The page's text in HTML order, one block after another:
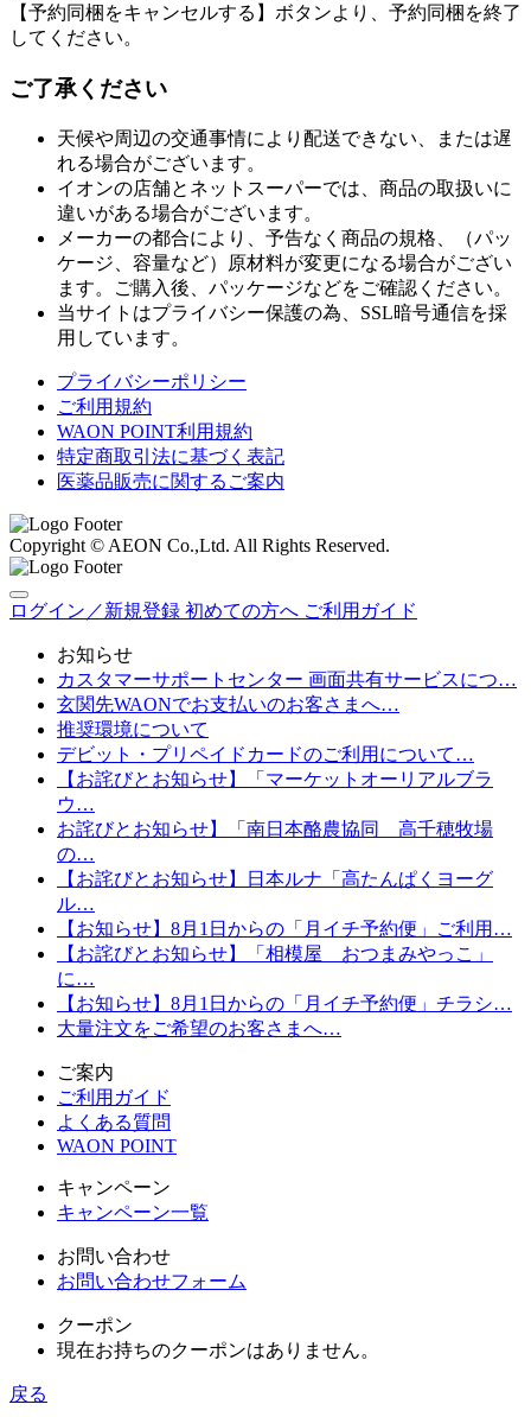
【予約同梱をキャンセルする】ボタンより、予約同梱を終了
してください。
ご了承ください
天候や周辺の交通事情により配送できない、または遅
れる場合がございます。
イオンの店舗とネットスーパーでは、商品の取扱いに
違いがある場合がございます。
メーカーの都合により、予告なく商品の規格、（パッ
ケージ、容量など）原材料が変更になる場合がござい
ます。ご購入後、パッケージなどをご確認ください。
当サイトはプライバシー保護の為、SSL暗号通信を採
用しています。
プライバシーポリシー
ご利用規約
WAON POINT利用規約
特定商取引法に基づく表記
医薬品販売に関するご案内
Copyright © AEON Co.,Ltd. All Rights Reserved.
ログイン／新規登録 初めての方へ ご利用ガイド
お知らせ
カスタマーサポートセンター 画面共有サービスにつ…
玄関先WAONでお支払いのお客さまへ…
推奨環境について
デビット・プリペイドカードのご利用について…
【お詫びとお知らせ】「マーケットオーリアルブラ
ウ…
お詫びとお知らせ】「南日本酪農協同 高千穂牧場
の…
【お詫びとお知らせ】日本ルナ「高たんぱくヨーグ
ル…
【お知らせ】8月1日からの「月イチ予約便」ご利用…
【お詫びとお知らせ】「相模屋 おつまみやっこ」
に…
【お知らせ】8月1日からの「月イチ予約便」チラシ…
大量注文をご希望のお客さまへ…
ご案内
ご利用ガイド
よくある質問
WAON POINT
キャンペーン
キャンペーン一覧
お問い合わせ
お問い合わせフォーム
クーポン
現在お持ちのクーポンはありません。
戻る